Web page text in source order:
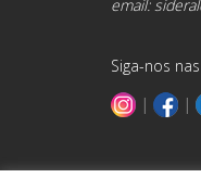
email:
Siga-nos
|
|